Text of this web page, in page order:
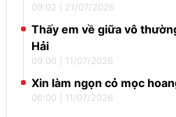
09:02 21/07/2026
Thấy em về giữa vô
Hải
09:00 11/07/2026
Xin làm ngọn cỏ mọc
06:00 11/07/2026